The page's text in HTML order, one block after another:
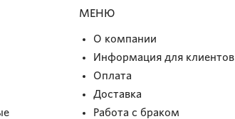
МЕНЮ
О компании
Информация для клиентов
Оплата
Доставка
Работа с браком